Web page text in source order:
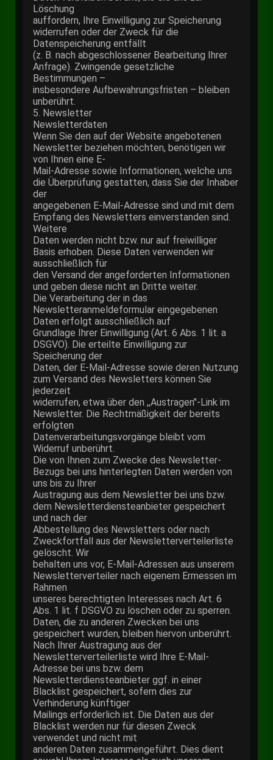
Löschung
auffordern, Ihre Einwilligung zur Speicherung
widerrufen oder der Zweck für die
Datenspeicherung entfällt
(z. B. nach abgeschlossener Bearbeitung Ihrer
Anfrage). Zwingende gesetzliche
Bestimmungen –
insbesondere Aufbewahrungsfristen – bleiben
unberührt.
5. Newsletter
Newsletterdaten
Wenn Sie den auf der Website angebotenen
Newsletter beziehen möchten, benötigen wir
von Ihnen eine E-
Mail-Adresse sowie Informationen, welche uns
die Überprüfung gestatten, dass Sie der Inhaber
der
angegebenen E-Mail-Adresse sind und mit dem
Empfang des Newsletters einverstanden sind.
Weitere
Daten werden nicht bzw. nur auf freiwilliger
Basis erhoben. Diese Daten verwenden wir
ausschließlich für
den Versand der angeforderten Informationen
und geben diese nicht an Dritte weiter.
Die Verarbeitung der in das
Newsletteranmeldeformular eingegebenen
Daten erfolgt ausschließlich auf
Grundlage Ihrer Einwilligung (Art. 6 Abs. 1 lit. a
DSGVO). Die erteilte Einwilligung zur
Speicherung der
Daten, der E-Mail-Adresse sowie deren Nutzung
zum Versand des Newsletters können Sie
jederzeit
widerrufen, etwa über den ,,Austragen"-Link im
Newsletter. Die Rechtmäßigkeit der bereits
erfolgten
Datenverarbeitungsvorgänge bleibt vom
Widerruf unberührt.
Die von Ihnen zum Zwecke des Newsletter-
Bezugs bei uns hinterlegten Daten werden von
uns bis zu Ihrer
Austragung aus dem Newsletter bei uns bzw.
dem Newsletterdiensteanbieter gespeichert
und nach der
Abbestellung des Newsletters oder nach
Zweckfortfall aus der Newsletterverteilerliste
gelöscht. Wir
behalten uns vor, E-Mail-Adressen aus unserem
Newsletterverteiler nach eigenem Ermessen im
Rahmen
unseres berechtigten Interesses nach Art. 6
Abs. 1 lit. f DSGVO zu löschen oder zu sperren.
Daten, die zu anderen Zwecken bei uns
gespeichert wurden, bleiben hiervon unberührt.
Nach Ihrer Austragung aus der
Newsletterverteilerliste wird Ihre E-Mail-
Adresse bei uns bzw. dem
Newsletterdiensteanbieter ggf. in einer
Blacklist gespeichert, sofern dies zur
Verhinderung künftiger
Mailings erforderlich ist. Die Daten aus der
Blacklist werden nur für diesen Zweck
verwendet und nicht mit
anderen Daten zusammengeführt. Dies dient